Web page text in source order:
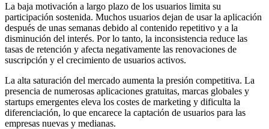
La baja motivación a largo plazo de los usuarios limita su
participación sostenida. Muchos usuarios dejan de usar la aplicación
después de unas semanas debido al contenido repetitivo y a la
disminución del interés. Por lo tanto, la inconsistencia reduce las
tasas de retención y afecta negativamente las renovaciones de
suscripción y el crecimiento de usuarios activos.
La alta saturación del mercado aumenta la presión competitiva. La
presencia de numerosas aplicaciones gratuitas, marcas globales y
startups emergentes eleva los costes de marketing y dificulta la
diferenciación, lo que encarece la captación de usuarios para las
empresas nuevas y medianas.